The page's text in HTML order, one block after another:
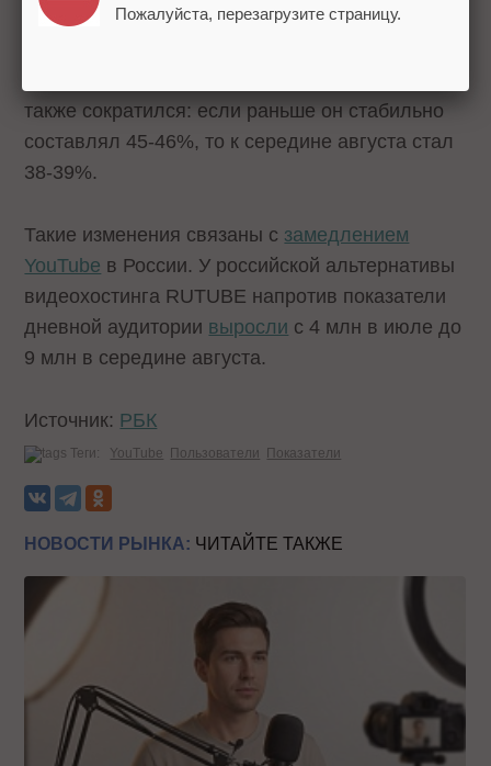
20 минут меньше.
также сократился: если раньше он стабильно
составлял 45-46%, то к середине августа стал
38-39%.
Такие изменения связаны с замедлением
YouTube в России. У российской альтернативы
видеохостинга RUTUBE напротив показатели
дневной аудитории выросли с 4 млн в июле до
9 млн в середине августа.
Источник: РБК
Теги: YouTube Пользователи Показатели
НОВОСТИ РЫНКА: ЧИТАЙТЕ ТАКЖЕ
Пожалуйста, перезагрузите страницу.